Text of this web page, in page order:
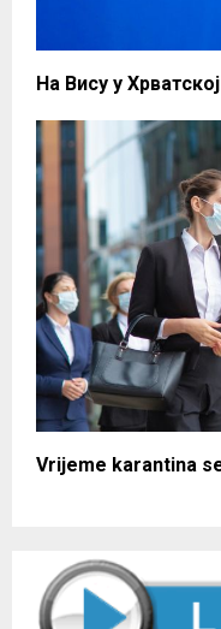
На Вису у
Vrijeme karantina